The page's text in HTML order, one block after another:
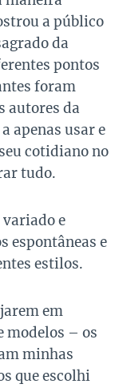
a público
da
pontos
foram
autores da
apenas usar e
cotidiano no
tudo.
variado e
espontâneas e
estilos.
em
modelos – os
minhas
que escolhi